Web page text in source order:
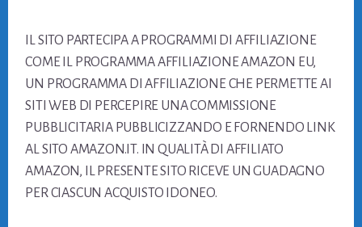
IL SITO PARTECIPA A PROGRAMMI DI AFFILIAZIONE
COME IL PROGRAMMA AFFILIAZIONE AMAZON EU,
UN PROGRAMMA DI AFFILIAZIONE CHE PERMETTE AI
SITI WEB DI PERCEPIRE UNA COMMISSIONE
PUBBLICITARIA PUBBLICIZZANDO E FORNENDO LINK
AL SITO AMAZON.IT. IN QUALITÀ DI AFFILIATO
AMAZON, IL PRESENTE SITO RICEVE UN GUADAGNO
PER CIASCUN ACQUISTO IDONEO.